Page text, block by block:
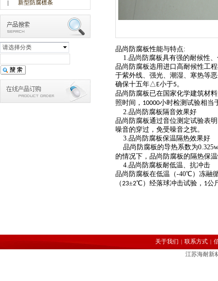
新型防腐檩条
请选择分类 品尚防腐板性能与特点:
1.品尚防腐板具有强的耐候性
品尚防腐板选用进口高耐候性工
于紫外线、强光、潮湿、寒热等
确保十五年△E小于5。
品尚防腐板已在国家化学建筑材
照时间， 10000小时检测试验相当
2.品尚防腐板隔音效果好
品尚防腐板通过音位测定试验表
噪音的穿过，免受噪音之扰。
3.品尚防腐板保温隔热效果好
品尚防腐板的导热系数为
的情况下，品尚防腐板的隔热保
4.品尚防腐板耐低温、抗冲击
品尚防腐板在低温（-40℃）冻融
（23±2℃）经落球冲击试验， 1公
关于我们 | 联系方式 |
江苏海耐新